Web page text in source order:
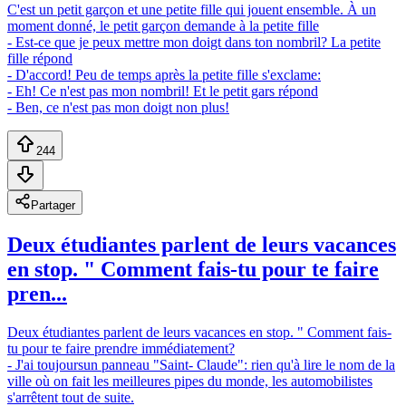
C'est un petit garçon et une petite fille qui jouent ensemble. À un
moment donné, le petit garçon demande à la petite fille
- Est-ce que je peux mettre mon doigt dans ton nombril? La petite
fille répond
- D'accord! Peu de temps après la petite fille s'exclame:
- Eh! Ce n'est pas mon nombril! Et le petit gars répond
- Ben, ce n'est pas mon doigt non plus!
244
Partager
Deux étudiantes parlent de leurs vacances
en stop. " Comment fais-tu pour te faire
pren...
Deux étudiantes parlent de leurs vacances en stop. " Comment fais-
tu pour te faire prendre immédiatement?
- J'ai toujoursun panneau "Saint- Claude": rien qu'à lire le nom de la
ville où on fait les meilleures pipes du monde, les automobilistes
s'arrêtent tout de suite.